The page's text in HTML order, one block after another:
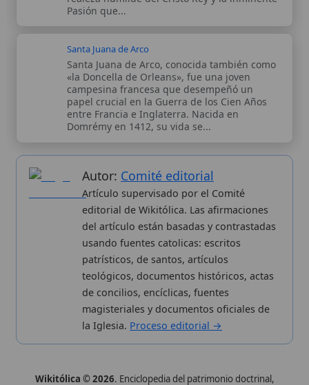
Artículo supervisado por el Comité
usando fuentes catolicas: escritos
patrísticos, de santos, artículos
teológicos, documentos históricos, actas
de concilios, encíclicas, fuentes
magisteriales y documentos oficiales de
la Iglesia.Proceso editorial →
Wikitólica © 2026. Enciclopedia del patrimonio doctrinal,
histórico y litúrgico de la Iglesia Católica. Parte de la red formativa
deCurso Católico ,Buscador CatólicoyCustodio Animae. Con
analíticas anónimas. LicenciaCC BY-SA(texto). Editado en
Valencia, España. ISSN: 3101-7339 . Bajo el patrocinio de San
Carlo Acutis.
Sobre nosotros
Proceso editorial
Publicación seriada
Datos abiertos
Estadísticas
Política de privacidad
Categorias
Más visitados
Nuevas entradas
Cambios recientes
Aplicaciones
Kit de Prensa
Widgets para tu web
✦ SÍGUENOS EN
Perfil de Instagram